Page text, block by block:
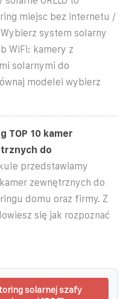
miejsc bez internetu /
system solarny
WiFi: kamery z
solarnymi do
modelei wybierz
TOP 10 kamer
do
przedstawiamy
kamer zewnętrznych do
domu oraz firmy. Z
się jak rozpoznać
solarnej szafy